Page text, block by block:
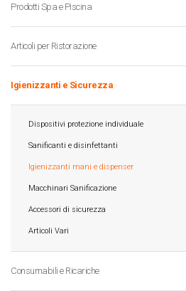
Prodotti Spa e Piscina
Articoli per Ristorazione
Igienizzanti e Sicurezza
Dispositivi protezione individuale
Sanificanti e disinfettanti
Igienizzanti mani e dispenser
Macchinari Sanificazione
Accessori di sicurezza
Articoli Vari
Consumabili e Ricariche